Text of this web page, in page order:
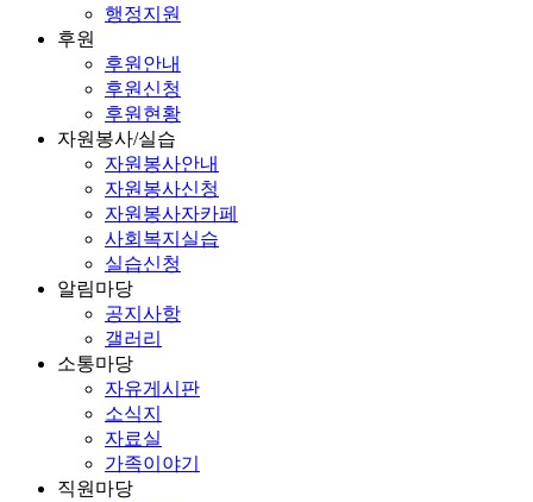
행정지원
후원
후원안내
후원신청
후원현황
자원봉사/실습
자원봉사안내
자원봉사신청
자원봉사자카페
사회복지실습
실습신청
알림마당
공지사항
갤러리
소통마당
자유게시판
소식지
자료실
가족이야기
직원마당